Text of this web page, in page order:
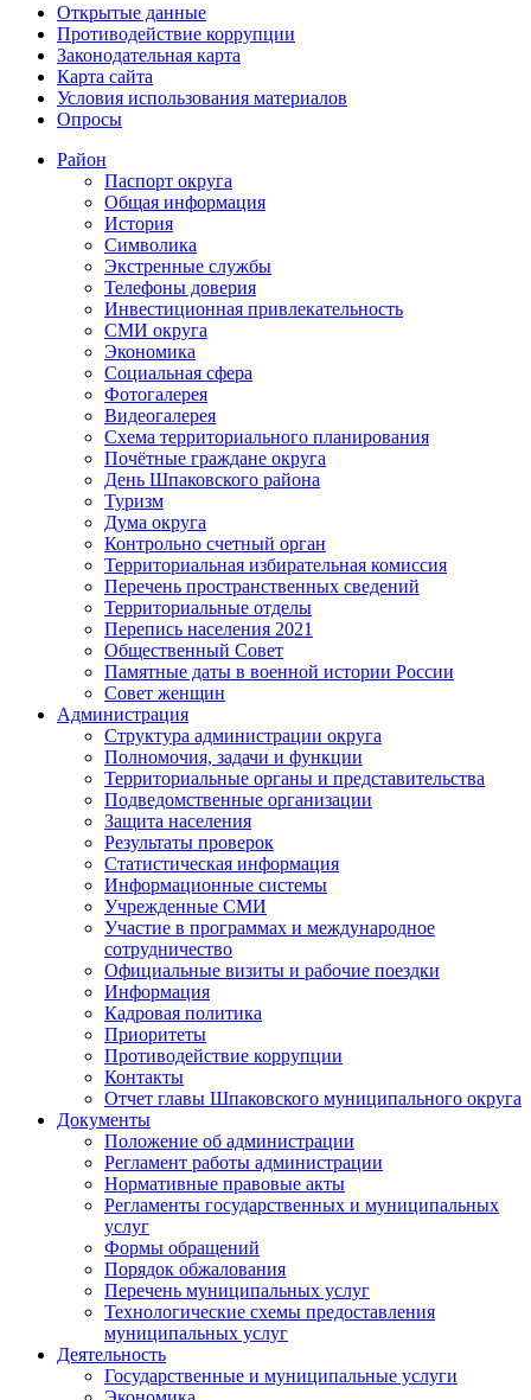
Открытые данные
Противодействие коррупции
Законодательная карта
Карта сайта
Условия использования материалов
Опросы
Район
Паспорт округа
Общая информация
История
Символика
Экстренные службы
Телефоны доверия
Инвестиционная привлекательность
СМИ округа
Экономика
Социальная сфера
Фотогалерея
Видеогалерея
Схема территориального планирования
Почётные граждане округа
День Шпаковского района
Туризм
Дума округа
Контрольно счетный орган
Территориальная избирательная комиссия
Перечень пространственных сведений
Территориальные отделы
Перепись населения 2021
Общественный Совет
Памятные даты в военной истории России
Совет женщин
Администрация
Структура администрации округа
Полномочия, задачи и функции
Территориальные органы и представительства
Подведомственные организации
Защита населения
Результаты проверок
Статистическая информация
Информационные системы
Учрежденные СМИ
Участие в программах и международное
сотрудничество
Официальные визиты и рабочие поездки
Информация
Кадровая политика
Приоритеты
Противодействие коррупции
Контакты
Отчет главы Шпаковского муниципального округа
Документы
Положение об администрации
Регламент работы администрации
Нормативные правовые акты
Регламенты государственных и муниципальных
услуг
Формы обращений
Порядок обжалования
Перечень муниципальных услуг
Технологические схемы предоставления
муниципальных услуг
Деятельность
Государственные и муниципальные услуги